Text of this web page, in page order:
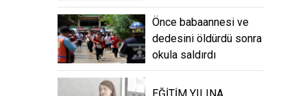
Önce babaannesi ve
dedesini öldürdü sonra
okula saldırdı